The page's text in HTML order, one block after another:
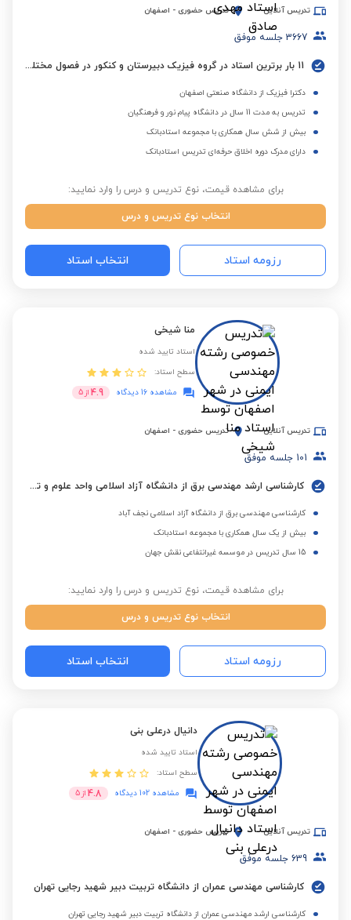
تدریس آنلاین تدریس حضوری - اصفهان
3667 جلسه موفق
11 بار برترین استاد در گروه فیزیک دبیرستان و کنکور در فصول مختلف
دکترا فیزیک از دانشگاه صنعتی اصفهان
تدریس به مدت 11 سال در دانشگاه پیام نور و فرهنگیان
بیش از شش سال همکاری با مجموعه استادبانک
دارای مدرک دوره اخلاق حرفه‌ای تدریس استادبانک
برای مشاهده قیمت، نوع تدریس و درس را وارد نمایید:
انتخاب نوع تدریس و درس
رزومه استاد انتخاب استاد
منا شیخی
استاد تایید شده
سطح استاد:
مشاهده 16 دیدگاه
4.9 از 5
تدریس آنلاین تدریس حضوری - اصفهان
101 جلسه موفق
کارشناسی ارشد مهندسی برق از دانشگاه آزاد اسلامی واحد علوم و تحقیقات تهران
کارشناسی مهندسی برق از دانشگاه آزاد اسلامی نجف آباد
بیش از یک سال همکاری با مجموعه استادبانک
15 سال تدریس در موسسه غیرانتفاعی نقش جهان
برای مشاهده قیمت، نوع تدریس و درس را وارد نمایید:
انتخاب نوع تدریس و درس
رزومه استاد انتخاب استاد
دانیال درعلی بنی
استاد تایید شده
سطح استاد:
مشاهده 102 دیدگاه
4.8 از 5
تدریس آنلاین تدریس حضوری - اصفهان
639 جلسه موفق
کارشناسی مهندسی عمران از دانشگاه تربیت دبیر شهید رجایی تهران
کارشناسی ارشد مهندسی عمران از دانشگاه تربیت دبیر شهید رجایی تهران